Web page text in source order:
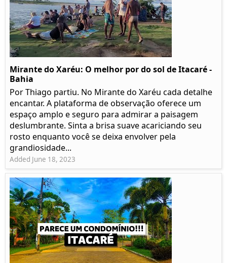
Mirante do Xaréu: O melhor por do sol de Itacaré -
Bahia
Por Thiago partiu. No Mirante do Xaréu cada detalhe
encantar. A plataforma de observação oferece um
espaço amplo e seguro para admirar a paisagem
deslumbrante. Sinta a brisa suave acariciando seu
rosto enquanto você se deixa envolver pela
grandiosidade...
Added June 18, 2023